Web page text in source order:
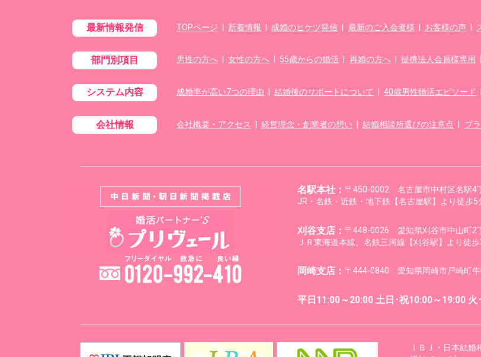
最新情報発信 TOPページ 新着情報 成婚のヒケツ発信 最新のご入会者様 お客様の声|
部門別項目 男性の方へ 女性の方へ 55歳からの婚活 再婚の方へ| 提携法人会員様専用
システム内容 成婚率が高い7つの理由 結婚後のサポートについて 40歳男性婚活エピソード
会社情報 会社概要・アクセス 経営理念・創業者の想い 結婚相談所選びの注意点 プ
名駅本社： 〒450-0002 名古屋市中村区名駅
JR・名鉄・近鉄・地下鉄【名古屋駅】より徒歩
刈谷支店： 〒448-0026 愛知県刈谷市中山町2
ＪＲ東海道本線、名鉄三河線【刈谷駅】より徒
岡崎支店： 〒444-0840 愛知県岡崎市戸崎町
平日11:00～20:00 土日･祝10:00～19:00 火
ⅠＢＪ・日本結婚